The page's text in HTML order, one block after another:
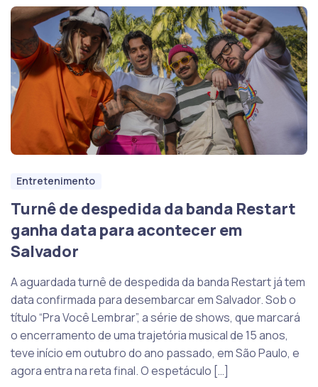
Entretenimento
Turnê de despedida da banda Restart
ganha data para acontecer em
Salvador
A aguardada turnê de despedida da banda Restart já tem
data confirmada para desembarcar em Salvador. Sob o
título “Pra Você Lembrar”, a série de shows, que marcará
o encerramento de uma trajetória musical de 15 anos,
teve início em outubro do ano passado, em São Paulo, e
agora entra na reta final. O espetáculo […]